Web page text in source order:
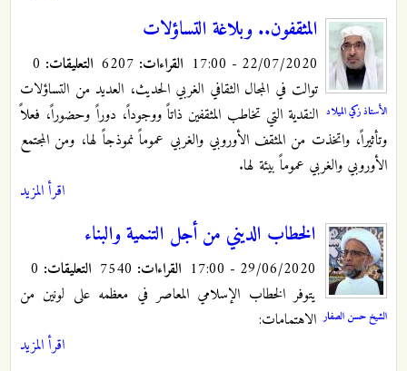
الأستاذ زكي الميلاد
المثقفون.. وبلاغة التساؤلات
22/07/2020 - 17:00 القراءات: التعليقات:
توالت في المجال الثقافي الغربي الحديث، العديد من التساؤلات
النقدية التي تخاطب المثقفين ذاتاً ووجوداً، دوراً وحضوراً، فعلاً
وتأثيراً، واتخذت من المثقف الأوروبي والغربي عموماً نموذجاً لها، ومن المجتمع
الأوروبي والغربي عموماً بيئة لها.
اقرأ المزيد
الشيخ حسن الصفار
الخطاب الديني من أجل التنمية والبناء
29/06/2020 - 17:00 القراءات: التعليقات:
يتوفر الخطاب الإسلامي المعاصر في معظمه على لونين من
الاهتمامات:
اقرأ المزيد